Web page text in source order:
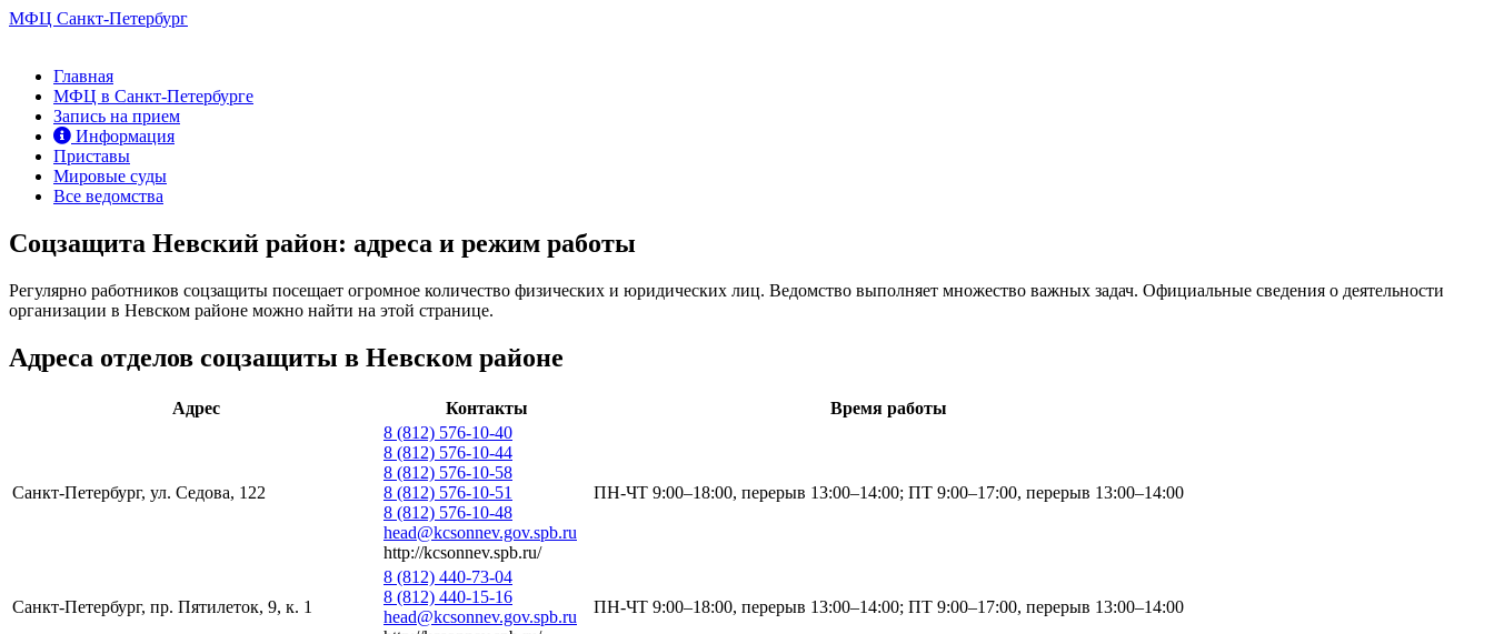
МФЦ Санкт-Петербург
Главная
МФЦ в Санкт-Петербурге
Запись на прием
Информация
Приставы
Мировые суды
Все ведомства
Соцзащита Невский район: адреса и режим работы
Регулярно работников соцзащиты посещает огромное количество физических и юридических лиц. Ведомство выполняет множество важных задач. Официальные сведения о деятельности
организации в Невском районе можно найти на этой странице.
Адреса отделов соцзащиты в Невском районе
Адрес Контакты Время работы
Санкт-Петербург, ул. Седова, 122
8 (812) 576-10-40
8 (812) 576-10-44
8 (812) 576-10-58
8 (812) 576-10-51
8 (812) 576-10-48
head@kcsonnev.gov.spb.ru
http://kcsonnev.spb.ru/
ПН-ЧТ 9:00–18:00, перерыв 13:00–14:00; ПТ 9:00–17:00, перерыв 13:00–14:00
Санкт-Петербург, пр. Пятилеток, 9, к. 1
8 (812) 440-73-04
8 (812) 440-15-16
head@kcsonnev.gov.spb.ru
ПН-ЧТ 9:00–18:00, перерыв 13:00–14:00; ПТ 9:00–17:00, перерыв 13:00–14:00